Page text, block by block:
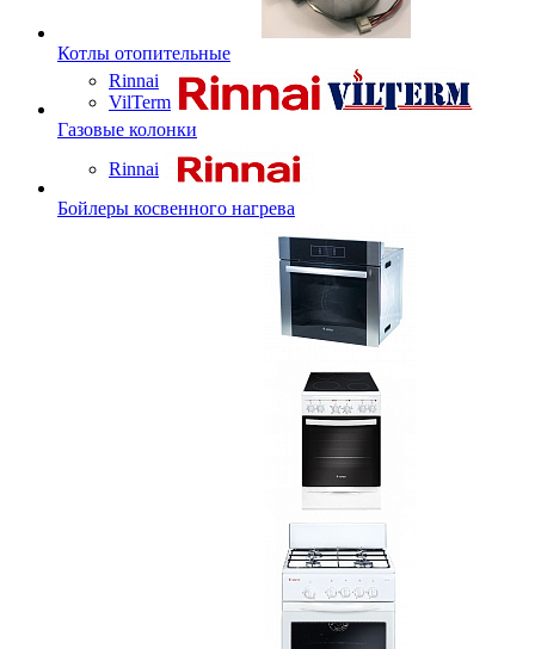
Котлы отопительные
Rinnai
VilTerm
Газовые колонки
Rinnai
Бойлеры косвенного нагрева